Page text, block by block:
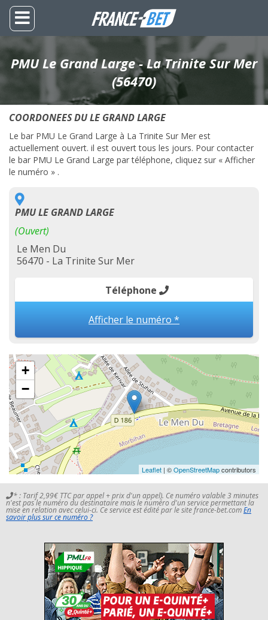
PMU Le Grand Large - La Trinite Sur Mer
(56470)
COORDONEES DU LE GRAND LARGE
Le bar PMU Le Grand Large à La Trinite Sur Mer est
actuellement ouvert. il est ouvert tous les jours. Pour contacter
le bar PMU Le Grand Large par téléphone, cliquez sur « Afficher
le numéro » .
PMU LE GRAND LARGE
(Ouvert)
Le Men Du
56470 - La Trinite Sur Mer
Téléphone
Afficher le numéro *
+
−
Leaflet | ©OpenStreetMapcontributors
* : Tarif 2,99€ TTC par appel + prix d'un appel). Ce numéro valable 3 minutes
n'est pas le numéro du destinataire mais le numéro d'un service permettant la
mise en relation avec celui-ci. Ce service est édité par le site france-bet.comEn
savoir plus sur ce numéro ?